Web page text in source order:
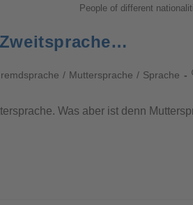
People of different
/ Muttersprache / Sprache
Was aber ist denn